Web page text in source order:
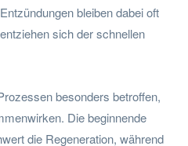
bleiben dabei oft
sich der schnellen
besonders betroffen,
Die beginnende
die Regeneration, während